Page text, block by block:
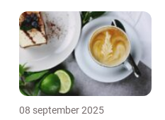
08 september 2025